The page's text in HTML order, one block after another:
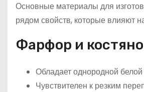
Основные материалы для
рядом свойств, которые влияют
Фарфор и
Обладает однородной
Чувствителен к резким